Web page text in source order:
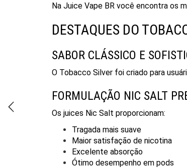
Na Juice Vape BR você encontra os
DESTAQUES DO
SABOR CLÁSSICO E
O Tobacco Silver foi criado para
FORMULAÇÃO NIC SALT
Os juices Nic Salt proporcionam:
Tragada mais suave
Maior satisfação de nicotina
Excelente absorção
Ótimo desempenho em pods